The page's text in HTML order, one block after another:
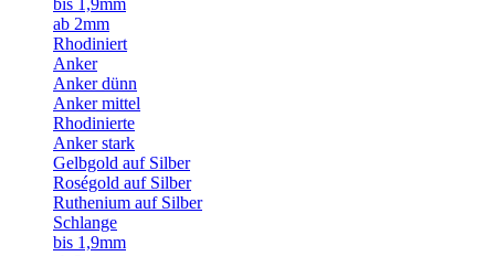
ab 2mm
Rhodiniert
Anker
Anker dünn
Anker mittel
Rhodinierte
Anker stark
Gelbgold auf Silber
Roségold auf Silber
Ruthenium auf Silber
Schlange
bis 1,9mm